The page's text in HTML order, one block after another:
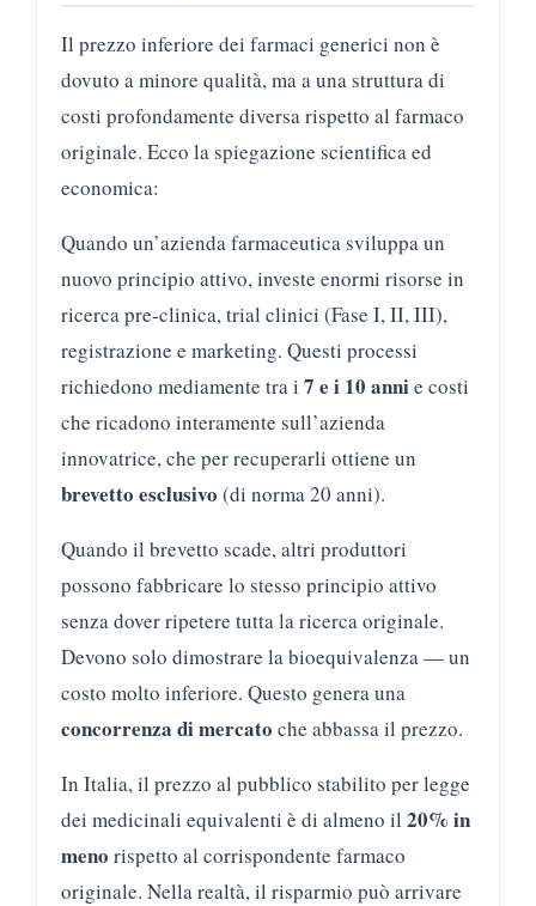
Il prezzo inferiore dei farmaci generici non è
dovuto a minore qualità, ma a una struttura di
costi profondamente diversa rispetto al farmaco
originale. Ecco la spiegazione scientifica ed
economica:
Quando un’azienda farmaceutica sviluppa un
nuovo principio attivo, investe enormi risorse in
ricerca pre-clinica, trial clinici (Fase I, II, III),
registrazione e marketing. Questi processi
richiedono mediamente tra i 7 e i 10 annie costi
che ricadono interamente sull’azienda
innovatrice, che per recuperarli ottiene un
brevetto esclusivo (di norma 20 anni).
Quando il brevetto scade, altri produttori
possono fabbricare lo stesso principio attivo
senza dover ripetere tutta la ricerca originale.
Devono solo dimostrare la bioequivalenza — un
costo molto inferiore. Questo genera una
concorrenza di mercato che abbassa il prezzo.
In Italia, il prezzo al pubblico stabilito per legge
dei medicinali equivalenti è di almeno il 20% in
meno rispetto al corrispondente farmaco
originale. Nella realtà, il risparmio può arrivare